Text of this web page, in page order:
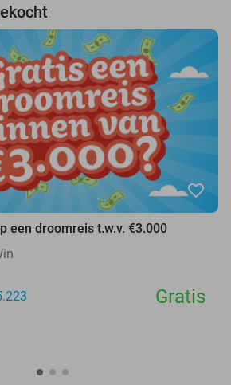
favorite_border
een droomreis t.w.v. €3.000
Gratis